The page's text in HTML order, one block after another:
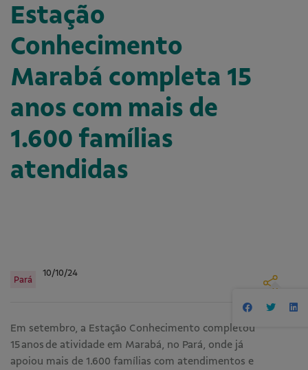
Estação
Conhecimento
Marabá completa 15
anos com mais de
1.600 famílias
atendidas
Pará
10/10/24
Em setembro, a Estação Conhecimento completou
15 anos de atividade em Marabá, no Pará, onde já
apoiou mais de 1.600 famílias com atendimentos e